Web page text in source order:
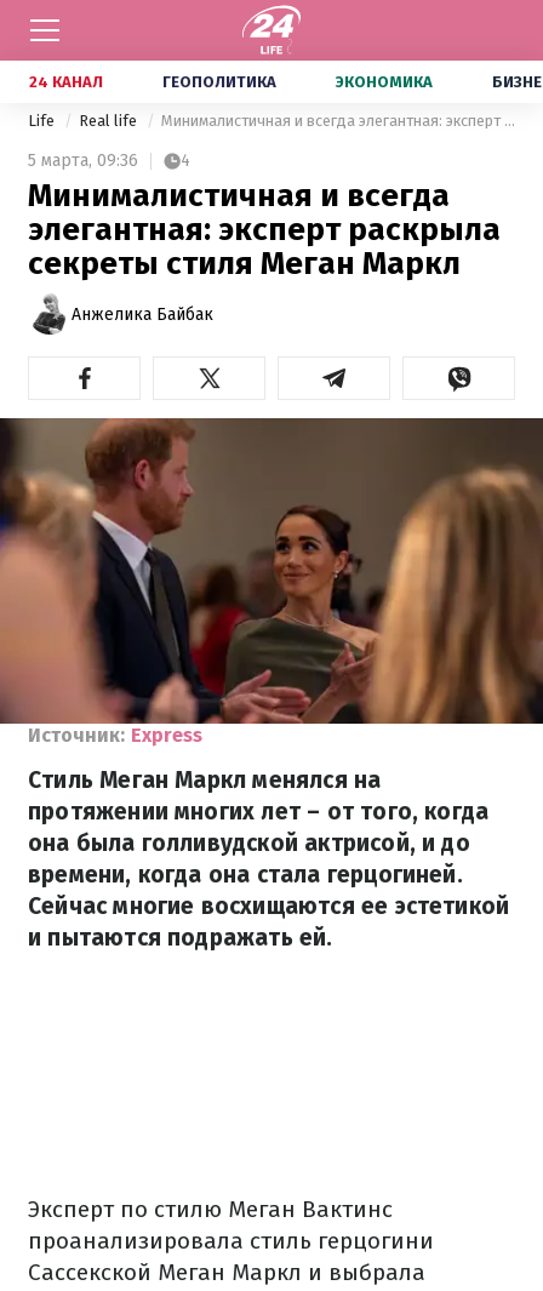
24 КАНАЛ ГЕОПОЛИТИКА ЭКОНОМИКА
Life Real life Минималистичная и всегда элегантная: эксперт раскрыла секреты стиля Меган Маркл
5 марта, 09:36 4
Минималистичная и всегда
элегантная: эксперт раскрыла
секреты стиля Меган Маркл
Анжелика Байбак
Источник: Express
Стиль Меган Маркл менялся на
протяжении многих лет – от того, когда
она была голливудской актрисой, и до
времени, когда она стала герцогиней.
Сейчас многие восхищаются ее эстетикой
и пытаются подражать ей.
Эксперт по стилю Меган Вактинс
проанализировала стиль герцогини
Сассекской Меган Маркл и выбрала